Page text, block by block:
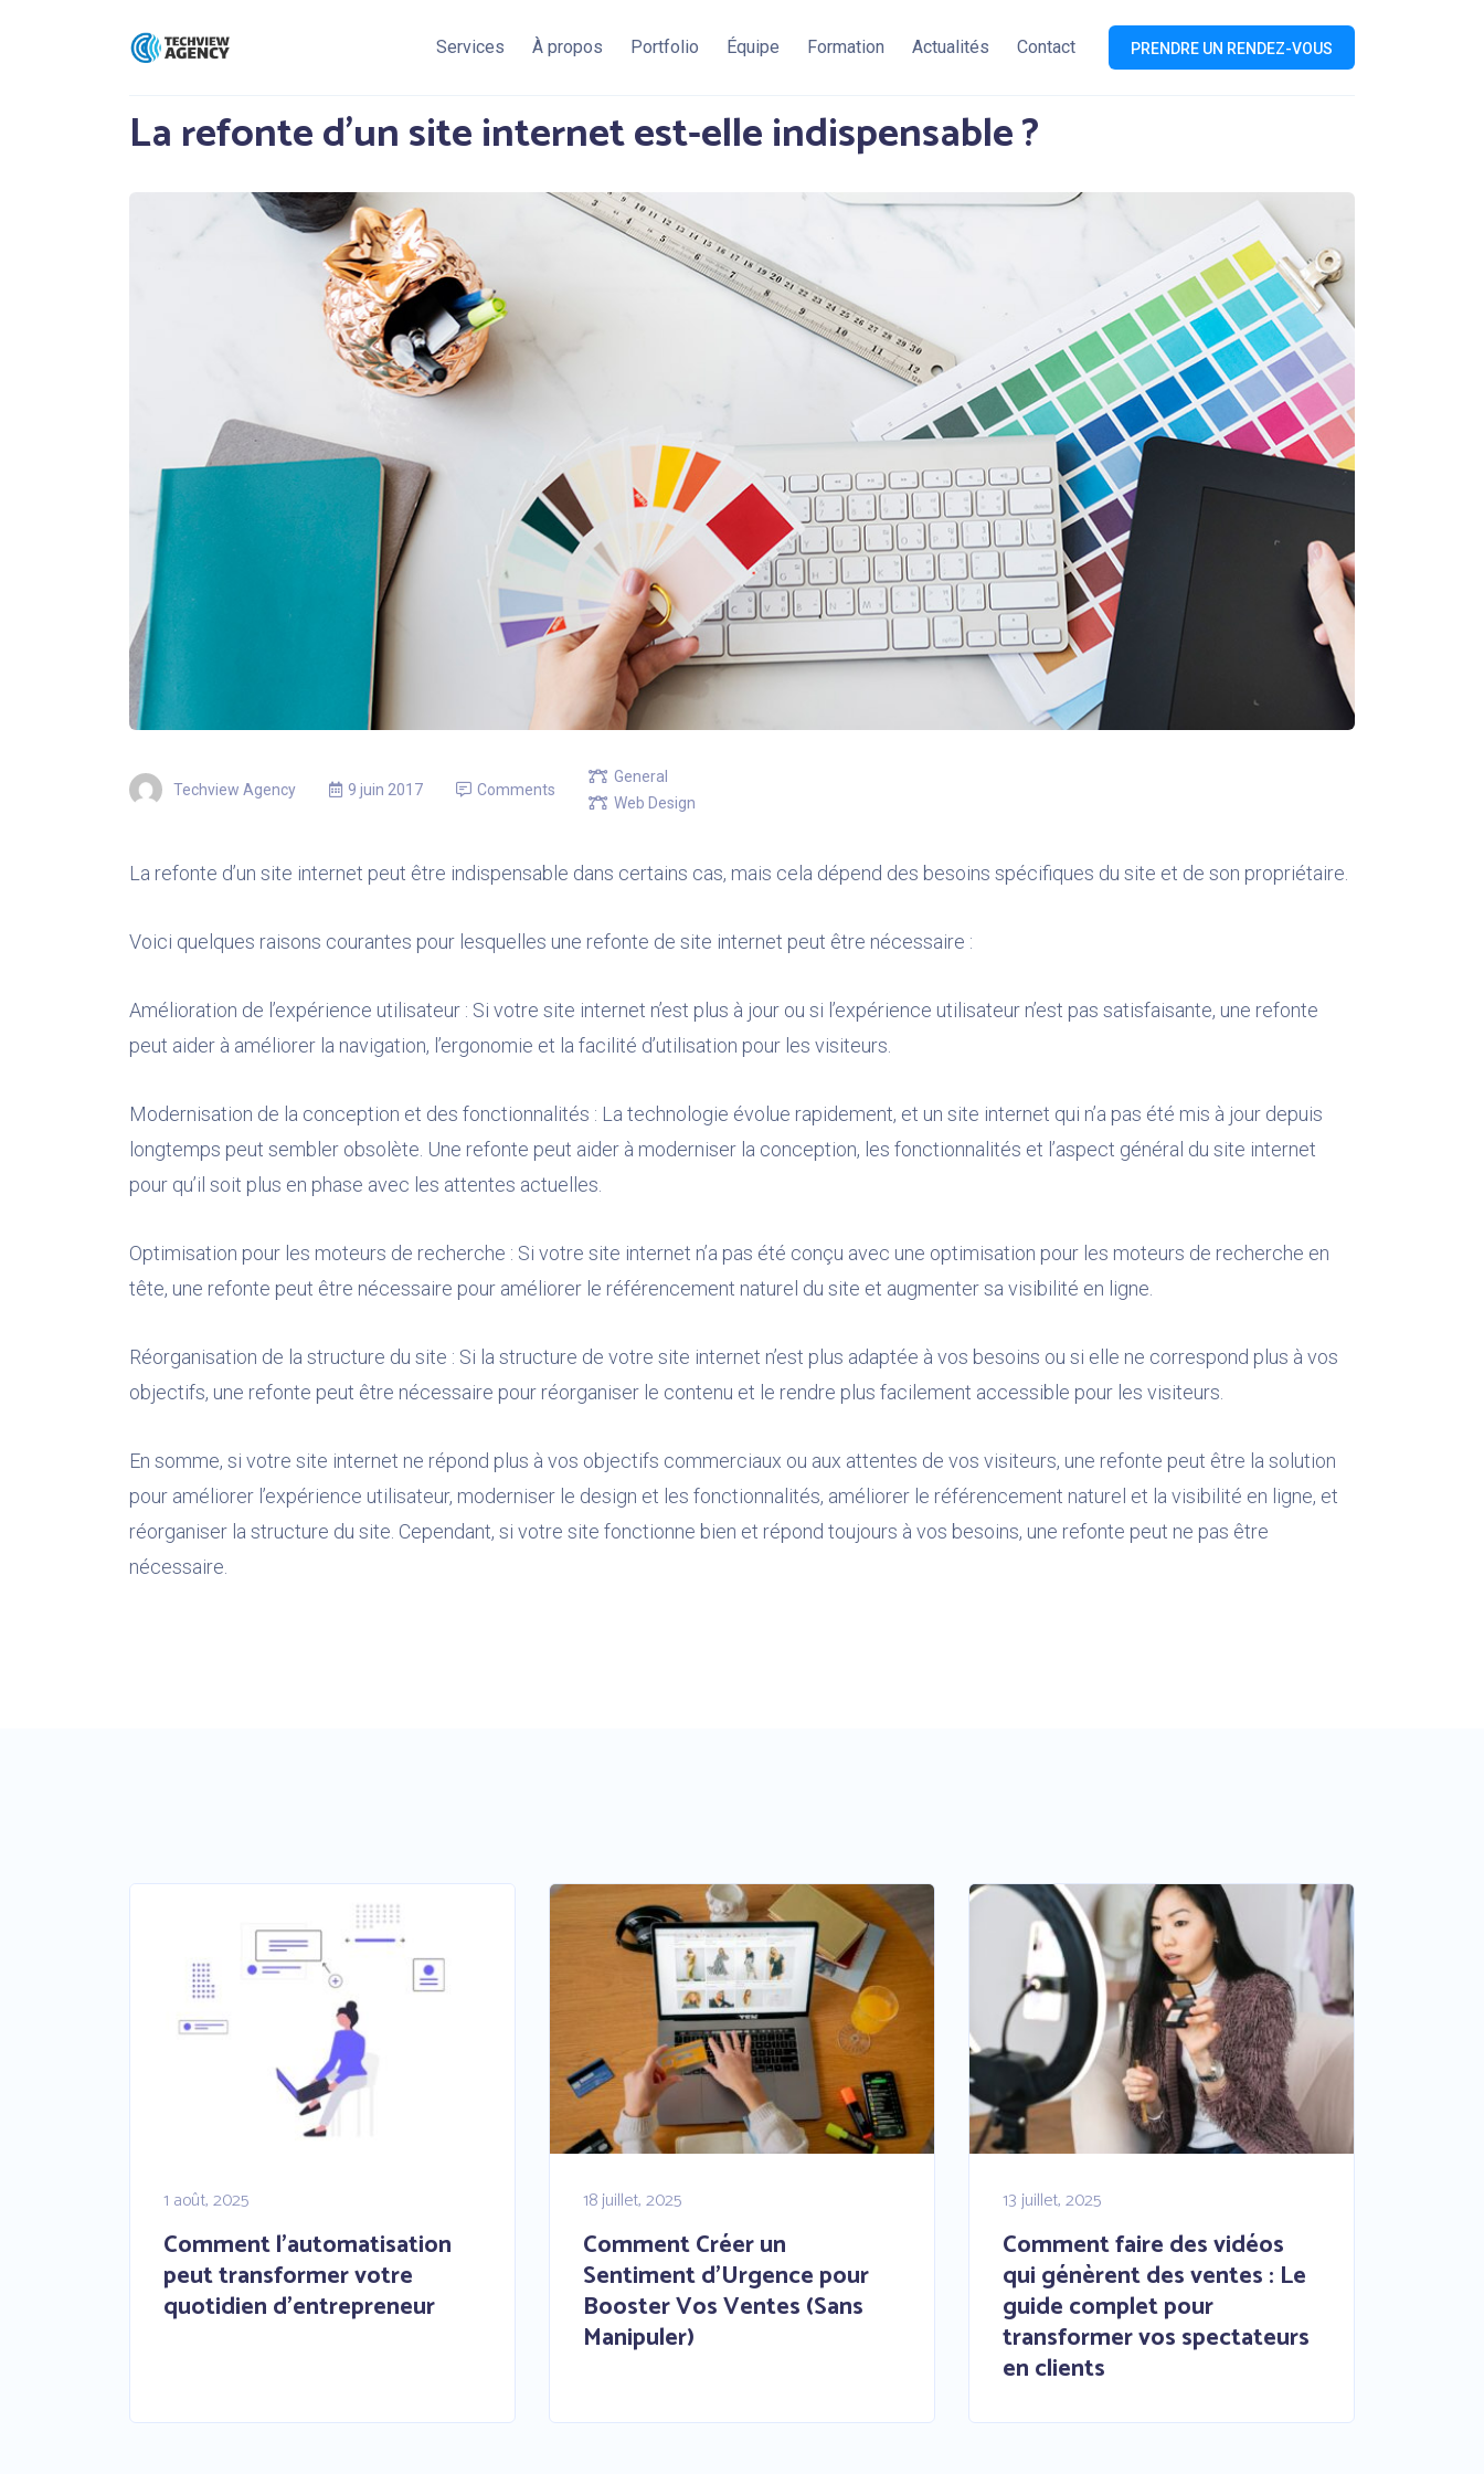
Services À propos Portfolio Équipe Formation Actualités Contact PRENDRE UN RENDEZ-VOUS
La refonte d’un site internet est-elle indispensable ?
Techview Agency 9 juin 2017 Comments
General
Web Design
La refonte d’un site internet peut être indispensable dans certains cas, mais cela dépend des besoins spécifiques du site et de son propriétaire.
Voici quelques raisons courantes pour lesquelles une refonte de site internet peut être nécessaire :
Amélioration de l’expérience utilisateur : Si votre site internet n’est plus à jour ou si l’expérience utilisateur n’est pas satisfaisante, une refonte
peut aider à améliorer la navigation, l’ergonomie et la facilité d’utilisation pour les visiteurs.
Modernisation de la conception et des fonctionnalités : La technologie évolue rapidement, et un site internet qui n’a pas été mis à jour depuis
longtemps peut sembler obsolète. Une refonte peut aider à moderniser la conception, les fonctionnalités et l’aspect général du site internet
pour qu’il soit plus en phase avec les attentes actuelles.
Optimisation pour les moteurs de recherche : Si votre site internet n’a pas été conçu avec une optimisation pour les moteurs de recherche en
tête, une refonte peut être nécessaire pour améliorer le référencement naturel du site et augmenter sa visibilité en ligne.
Réorganisation de la structure du site : Si la structure de votre site internet n’est plus adaptée à vos besoins ou si elle ne correspond plus à vos
objectifs, une refonte peut être nécessaire pour réorganiser le contenu et le rendre plus facilement accessible pour les visiteurs.
En somme, si votre site internet ne répond plus à vos objectifs commerciaux ou aux attentes de vos visiteurs, une refonte peut être la solution
pour améliorer l’expérience utilisateur, moderniser le design et les fonctionnalités, améliorer le référencement naturel et la visibilité en ligne, et
réorganiser la structure du site. Cependant, si votre site fonctionne bien et répond toujours à vos besoins, une refonte peut ne pas être
nécessaire.
1 août, 2025
Comment l’automatisation
peut transformer votre
quotidien d’entrepreneur
18 juillet, 2025
Comment Créer un
Sentiment d’Urgence pour
Booster Vos Ventes (Sans
Manipuler)
13 juillet, 2025
Comment faire des vidéos
qui génèrent des ventes : Le
guide complet pour
transformer vos spectateurs
en clients